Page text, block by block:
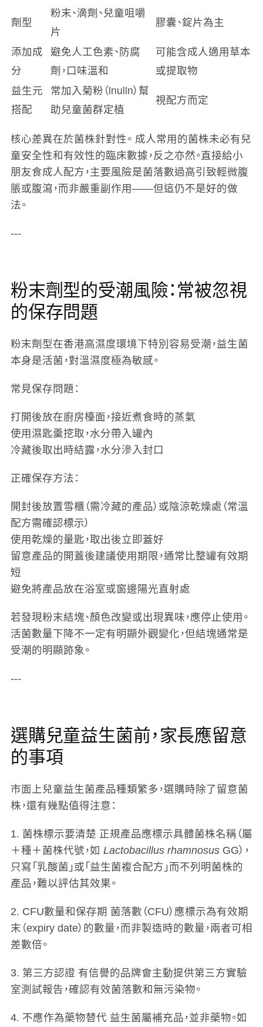
劑型
粉末、滴劑、兒童咀嚼
片
膠囊、錠片為主
添加成
分
避免人工色素、防腐
劑，口味溫和
可能含成人適用草本
或提取物
益生元
搭配
常加入菊粉（inulin）幫
助兒童菌群定植
視配方而定
核心差異在於菌株針對性。 成人常用的菌株未必有兒
童安全性和有效性的臨床數據，反之亦然。直接給小
朋友食成人配方，主要風險是菌落數過高引致輕微腹
脹或腹瀉，而非嚴重副作用——但這仍不是好的做
法。
---
粉末劑型的受潮風險：常被忽視
的保存問題
粉末劑型在香港高濕度環境下特別容易受潮，益生菌
本身是活菌，對溫濕度極為敏感。
常見保存問題：
打開後放在廚房檯面，接近煮食時的蒸氣
使用濕匙羹挖取，水分帶入罐內
冷藏後取出時結露，水分滲入封口
正確保存方法：
開封後放置雪櫃（需冷藏的產品）或陰涼乾燥處（常溫
配方需確認標示）
使用乾燥的量匙，取出後立即蓋好
留意產品的開蓋後建議使用期限，通常比整罐有效期
短
避免將產品放在浴室或窗邊陽光直射處
若發現粉末結塊、顏色改變或出現異味，應停止使用。
活菌數量下降不一定有明顯外觀變化，但結塊通常是
受潮的明顯跡象。
---
選購兒童益生菌前，家長應留意
的事項
市面上兒童益生菌產品種類繁多，選購時除了留意菌
株，還有幾點值得注意：
1. 菌株標示要清楚 正規產品應標示具體菌株名稱（屬
＋種＋菌株代號，如 Lactobacillus rhamnosusGG），
只寫「乳酸菌」或「益生菌複合配方」而不列明菌株的
產品，難以評估其效果。
2. CFU數量和保存期 菌落數（CFU）應標示為有效期
末（expiry date）的數量，而非製造時的數量，兩者可相
差數倍。
3. 第三方認證 有信譽的品牌會主動提供第三方實驗
室測試報告，確認有效菌落數和無污染物。
4. 不應作為藥物替代 益生菌屬補充品，並非藥物。如